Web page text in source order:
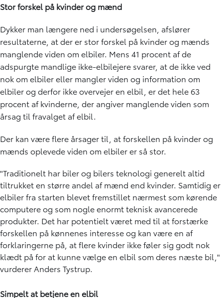
Stor forskel på kvinder og mænd
Dykker man længere ned i undersøgelsen, afslører
resultaterne, at der er stor forskel på kvinder og mænds
manglende viden om elbiler. Mens 41 procent af de
adspurgte mandlige ikke-elbilejere svarer, at de ikke ved
nok om elbiler eller mangler viden og information om
elbiler og derfor ikke overvejer en elbil, er det hele 63
procent af kvinderne, der angiver manglende viden som
årsag til fravalget af elbil.
Der kan være flere årsager til, at forskellen på kvinder og
mænds oplevede viden om elbiler er så stor.
"Traditionelt har biler og bilers teknologi generelt altid
tiltrukket en større andel af mænd end kvinder. Samtidig er
elbiler fra starten blevet fremstillet nærmest som kørende
computere og som nogle enormt teknisk avancerede
produkter. Det har potentielt været med til at forstærke
forskellen på kønnenes interesse og kan være en af
forklaringerne på, at flere kvinder ikke føler sig godt nok
klædt på for at kunne vælge en elbil som deres næste bil,"
vurderer Anders Tystrup.
Simpelt at betjene en elbil